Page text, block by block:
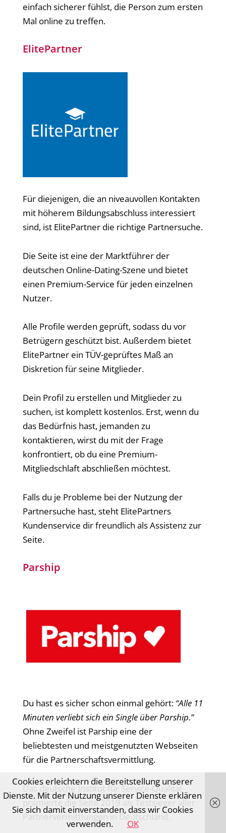
einfach sicherer fühlst, die Person zum ersten
Mal online zu treffen.
ElitePartner
Für diejenigen, die an niveauvollen Kontakten
mit höherem Bildungsabschluss interessiert
sind, ist ElitePartner die richtige Partnersuche.
Die Seite ist eine der Marktführer der
deutschen Online-Dating-Szene und bietet
einen Premium-Service für jeden einzelnen
Nutzer.
Alle Profile werden geprüft, sodass du vor
Betrügern geschützt bist. Außerdem bietet
ElitePartner ein TÜV-geprüftes Maß an
Diskretion für seine Mitglieder.
Dein Profil zu erstellen und Mitglieder zu
suchen, ist komplett kostenlos. Erst, wenn du
das Bedürfnis hast, jemanden zu
kontaktieren, wirst du mit der Frage
konfrontiert, ob du eine Premium-
Mitgliedschlaft abschließen möchtest.
Falls du je Probleme bei der Nutzung der
Partnersuche hast, steht ElitePartners
Kundenservice dir freundlich als Assistenz zur
Seite.
Parship
Du hast es sicher schon einmal gehört: “Alle 11
Minuten verliebt sich ein Single über Parship.”
Ohne Zweifel ist Parship eine der
beliebtesten und meistgenutzten Webseiten
für die Partnerschaftsvermittlung.
Das deutsche Institut für Service-Qualität
prämierte die Seite 2019 als Testsieger aller
Partnervermittlungen in Deutschland.
Cookies erleichtern die Bereitstellung unserer
Dienste. Mit der Nutzung unserer Dienste erklären
Sie sich damit einverstanden, dass wir Cookies
verwenden.
OK